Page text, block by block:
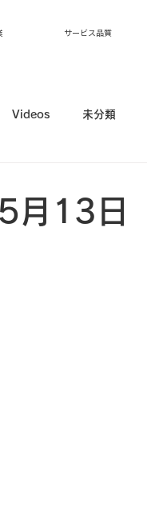
サービス品質
Videos 未分類
月13日